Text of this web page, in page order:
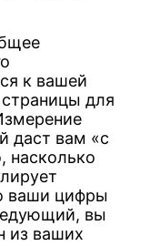
к вашей
для
даст вам «с
насколько
ваши цифры
вы
из ваших